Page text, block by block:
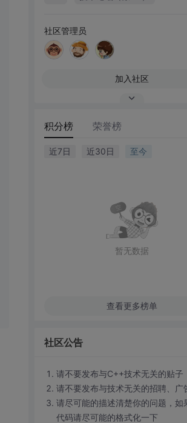
社区管理员
加入社区
积分榜 荣誉榜
近7日 近30日 至今
暂无数据
查看更多榜单
社区公告
请不要发布与C++技术无关的贴子
请不要发布与技术无关的招聘、广
请尽可能的描述清楚你的问题，如
代码请尽可能的格式化一下